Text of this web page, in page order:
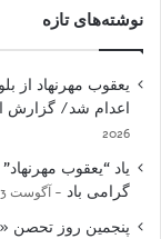
نوشته‌های تازه
یعقوب مهرنهاد از
اعدام شد/ گزارش
2026
یاد “یعقوب
گرامی باد
آگوست 3, 2026
پنجمین روز تحصن